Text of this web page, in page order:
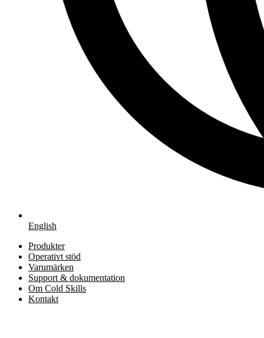
English
Produkter
Operativt stöd
Varumärken
Support & dokumentation
Om Cold Skills
Kontakt